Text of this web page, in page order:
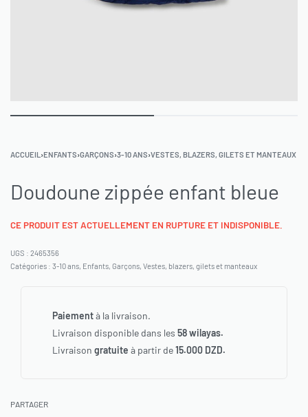
ACCUEIL ›ENFANTS›GARÇONS›3-10 ANS›VESTES, BLAZERS, GILETS ET MANTEAUX
Doudoune zippée enfant bleue
CE PRODUIT EST ACTUELLEMENT EN RUPTURE ET INDISPONIBLE.
2465356
Catégories : 3-10 ans, Enfants, Garçons, Vestes, blazers, gilets et manteaux
Paiementà la livraison.
Livraison disponible dans les 58 wilayas.
Livraison gratuite à partir de15.000 DZD.
PARTAGER